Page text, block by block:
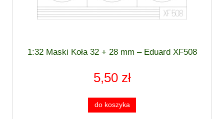
1:32 Maski Koła 32 + 28 mm – Eduard XF508
5,50 zł
do koszyka